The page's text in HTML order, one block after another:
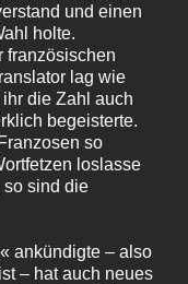
und einen
holte.
französischen
lag wie
die Zahl auch
begeisterte.
so
loslasse
so sind die
ankündigte – also
– hat auch neues